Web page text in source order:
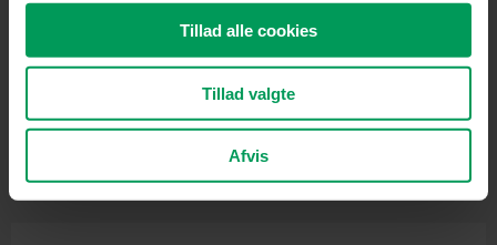
Tillad alle cookies
Tillad valgte
Afvis
Husqvarna Sværd X-Force 38 cm | .325″ | 1,3 mm